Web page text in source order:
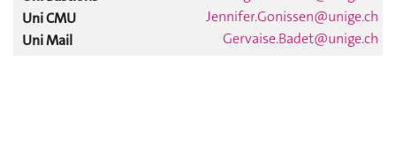
Uni CMU
Jennifer.Gonissen@unige.ch
Uni Mail
Gervaise.Badet@unige.ch